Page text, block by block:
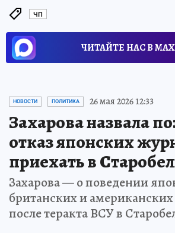
ЧП
ЧИТАЙТЕ НАС В
НОВОСТИ ПОЛИТИКА 26 мая 2026 12:33
Захарова назвала
отказ японских
приехать в
Захарова — о поведении
британских и
после теракта ВСУ в